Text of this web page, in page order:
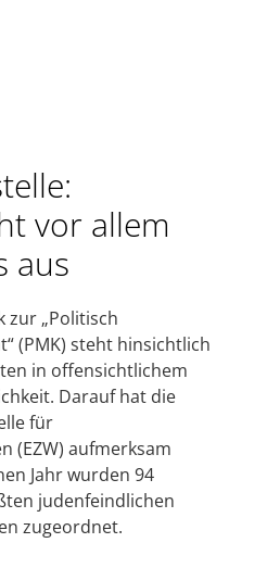
vor allem
aus
zur „Politisch
(PMK) steht hinsichtlich
in offensichtlichem
Darauf hat die
für
(EZW) aufmerksam
Jahr wurden 94
judenfeindlichen
zugeordnet.